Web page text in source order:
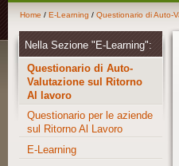
Home / E-Learning / Questionario di Auto-
Nella Sezione "E-Learning":
Questionario di Auto-
Valutazione sul Ritorno
Al lavoro
Questionario per le aziende
sul Ritorno Al Lavoro
E-Learning